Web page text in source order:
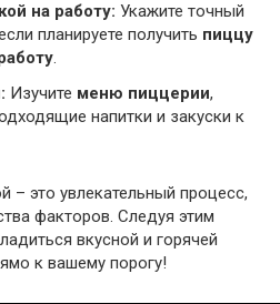
на работу: Укажите точный
планируете получить пиццу
.
Изучите меню пиццерии,
напитки и закуски к
это увлекательный процесс,
факторов. Следуя этим
вкусной и горячей
к вашему порогу!